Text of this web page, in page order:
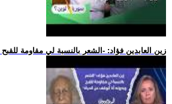
.. زين العابدين فؤاد: -الشعر بالنسبة لي مقاومة للقبح